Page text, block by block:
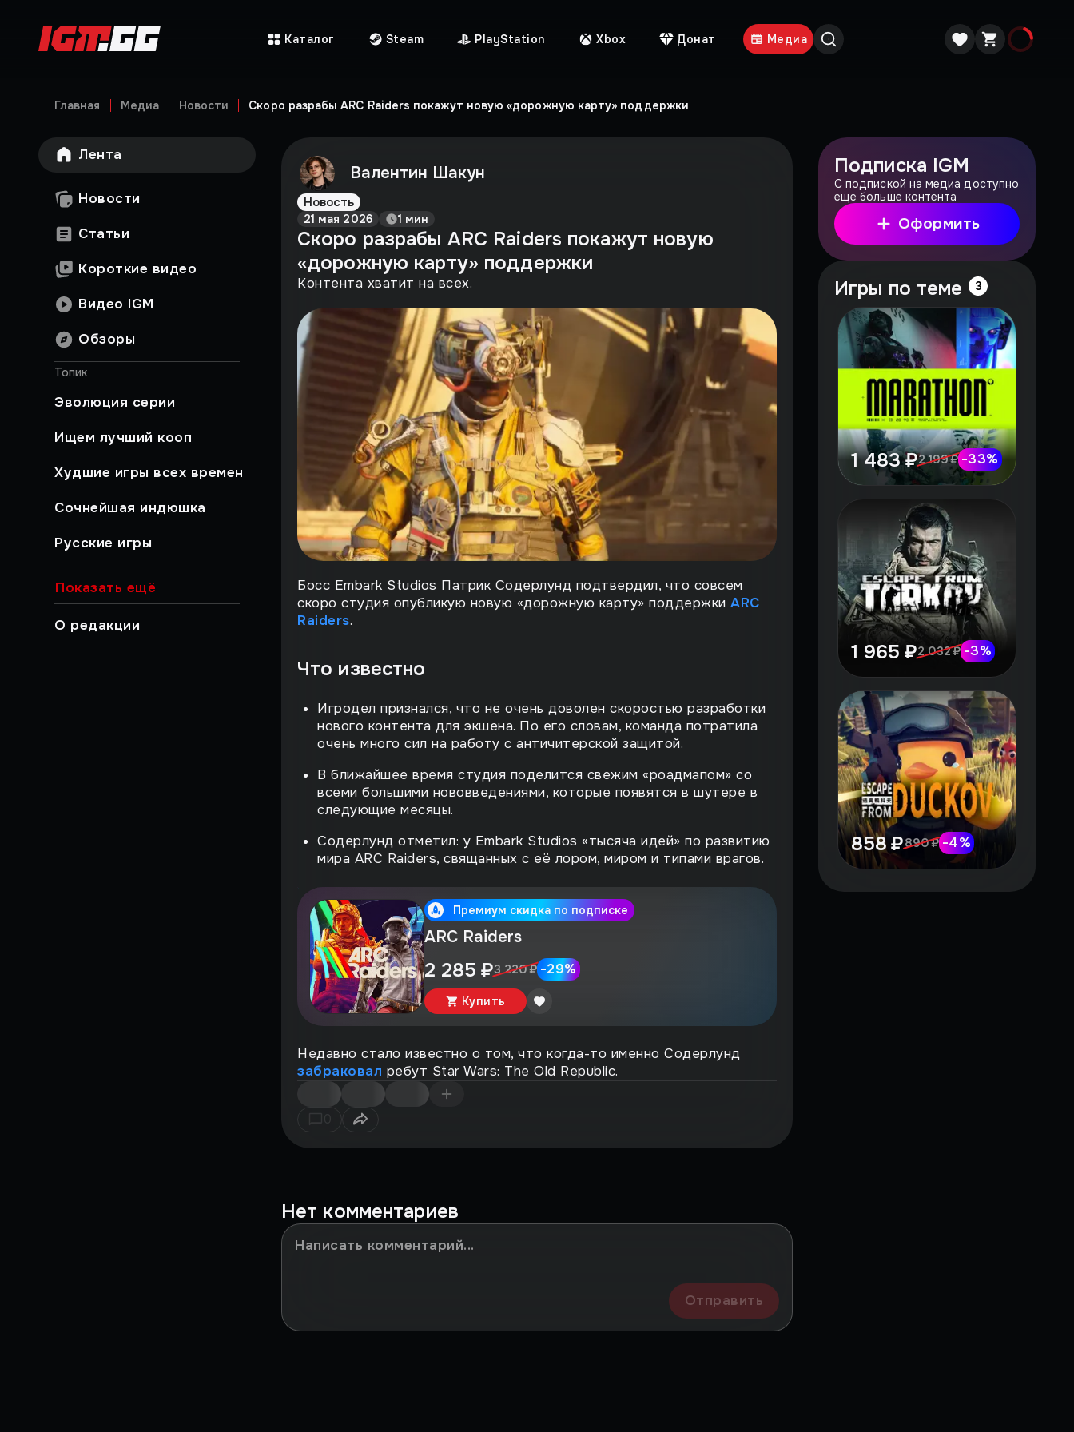
Каталог Steam PlayStation Xbox Донат Медиа
Главная Медиа Новости Скоро разрабы ARC Raiders покажут новую «дорожную карту» поддержки
Лента
Новости
Статьи
Короткие видео
Видео IGM
Обзоры
Топик
Эволюция серии
Ищем лучший кооп
Худшие игры всех времен
Сочнейшая индюшка
Русские игры
Показать ещё
О редакции
Валентин Шакун
Новость
21 мая 2026 1 мин
Скоро разрабы ARC Raiders покажут новую
«дорожную карту» поддержки
Контента хватит на всех.
Босс Embark Studios Патрик Содерлунд подтвердил, что совсем
скоро студия опубликую новую «дорожную карту» поддержки ARC
Raiders.
Что известно
Игродел признался, что не очень доволен скоростью разработки
нового контента для экшена. По его словам, команда потратила
очень много сил на работу с античитерской защитой.
В ближайшее время студия поделится свежим «роадмапом» со
всеми большими нововведениями, которые появятся в шутере в
следующие месяцы.
Содерлунд отметил: у Embark Studios «тысяча идей» по развитию
мира ARC Raiders, свящанных с её лором, миром и типами врагов.
Премиум скидка по подписке
ARC Raiders
2 285 ₽3 220 ₽ -29%
Купить
Недавно стало известно о том, что когда-то именно Содерлунд
забраковал ребут Star Wars: The Old Republic.
Нет комментариев
Отправить
Подписка IGM
С подпиской на медиа доступно
еще больше контента
Оформить
Игры по теме 3
1 483 ₽2 199 ₽ -33%
1 965 ₽2 032 ₽ -3%
858 ₽890 ₽ -4%